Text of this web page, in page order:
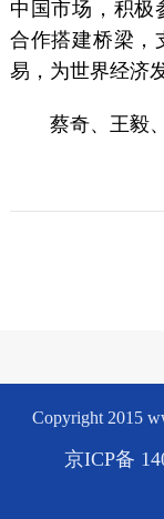
中国市场，积
合作搭建桥梁，
易，为世界经济
蔡奇、王毅、
Copyright 2015
京ICP备